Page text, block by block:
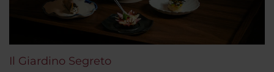
Il Giardino Segreto